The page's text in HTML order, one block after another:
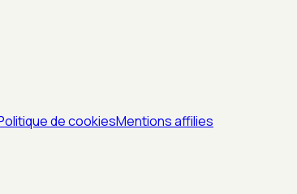
de cookiesMentions affilies